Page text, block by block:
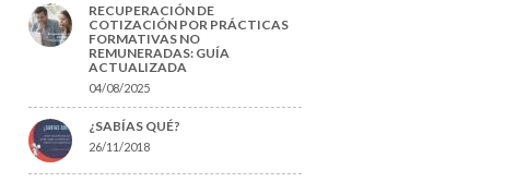
RECUPERACIÓN DE
COTIZACIÓN POR PRÁCTICAS
FORMATIVAS NO
REMUNERADAS: GUÍA
ACTUALIZADA
04/08/2025
¿SABÍAS QUÉ?
26/11/2018